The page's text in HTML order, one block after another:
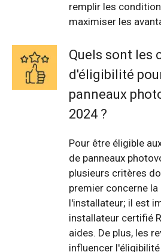
remplir les
maximiser les
Quels sont les
d'éligibilité
panneaux
2024 ?
Pour être éligible
de panneaux
plusieurs critères
premier concerne
l'installateur; il est
installateur certifié
aides. De plus, les
influencer